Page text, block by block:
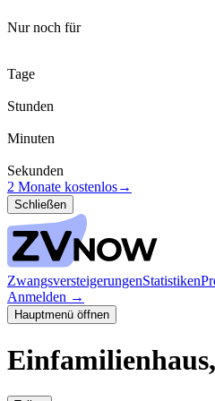
Nur noch für
Tage
Stunden
Minuten
Sekunden
2 Monate kostenlos→
Schließen
ZwangsversteigerungenStatistiken
Anmelden →
Hauptmenü öffnen